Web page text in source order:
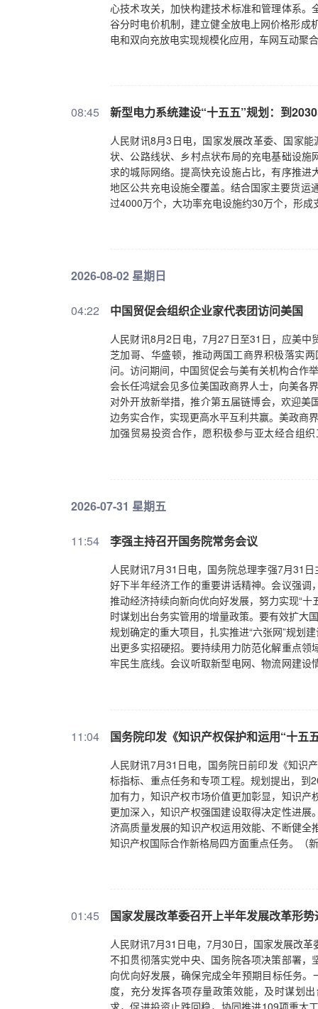
心技术攻关，加快构建技术标准和管理体系
谷分时电价机制，建立健全放电上网价格形
电和双向充放电实现规模化应用，车网互动聚
08:45 新型电力系统建设“十五五”规划：到
人民财讯8月3日电，国家发展改革委、国家
状、公路线状、乡村点状布局的充电基础设
求的城际网络。提高快充设施占比，有序推
地区公共充电设施全覆盖。结合国家主要货
过4000万个，大功率充电设施约30万个，形
2026-08-02 星期日
04:22 中国贸促会组织企业家代表团访问美国
人民财讯8月2日电，7月27日至31日，应美
芝加哥、华盛顿，推动两国工商界积极落实
问。访问期间，中国贸促会与美有关机构合作
会长任鸿斌会见多位美国政商界人士，向美各
对外开放新举措，推介第五届链博会，欢迎美
边务实合作，实现更高水平互利共赢。美政商
加强贸易投资合作，愿积极参与亚太经合组
2026-07-31 星期五
11:54 李强主持召开国务院常务会议
人民财讯7月31日电，国务院总理李强7月31
好下半年经济工作的重要讲话精神。会议强
推动经济持续向新向优向好发展，努力实现“
时谋划出台务实管用的增量政策。要有效扩大
规划确定的重大项目，扎实推进“六张网”规划
出更多实招硬招。要持续用力防范化解重点
牢民生底线。会议听取新型电网、物流网建
于修改〈住房公积金管理条例〉的决定（草
扩大制度覆盖面，更好满足居民多样化住房
案）》，决定对《全国污染源普查条例》等
损害海洋环境管理条例》等3部行政法规予以
球最高安全标准建设和运营核电机组，加强全
11:04 国务院印发《知识产权保护和运用“十五
人民财讯7月31日电，国务院日前印发《知识
标指标、重点任务和专项工程。规划提出，
加有力，知识产权市场价值更加彰显，知识
更加深入，知识产权强国建设取得决定性进
济高质量发展的知识产权运用效能、不断健
知识产权国际合作新格局四方面重点任务。（
01:45 国家发展改革委召开上半年发展改革形势
人民财讯7月31日电，7月30日，国家发展改
不扣贯彻落实党中央、国务院各项决策部署
向优向好发展，确保完成全年预期目标任务
度，充分发挥各项存量政策效能，及时谋划
求，促进投资止跌回稳，协同推进109项重大